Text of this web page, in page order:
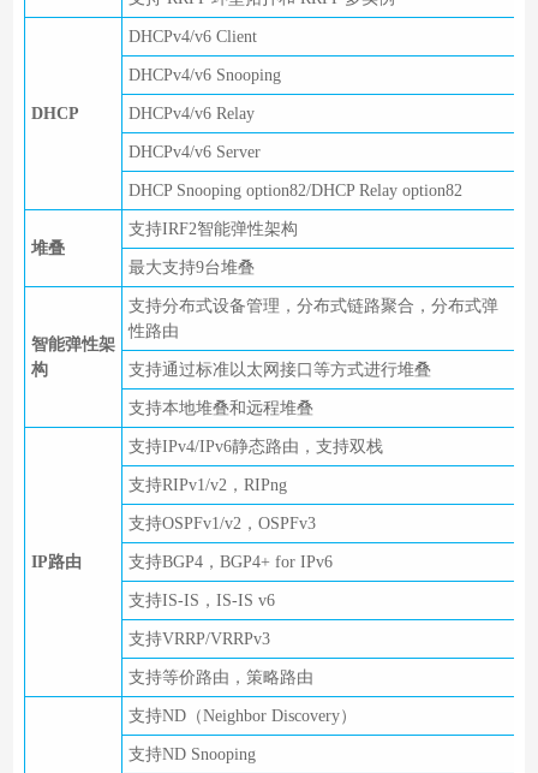
DHCP
DHCPv4/v6 Client
DHCPv4/v6 Snooping
DHCPv4/v6 Relay
DHCPv4/v6 Server
DHCP Snooping option82/DHCP Relay option82
堆叠
支持IRF2智能弹性架构
最大支持9台堆叠
智能弹性架
构
支持分布式设备管理，分布式链路聚合，分布式弹
性路由
支持通过标准以太网接口等方式进行堆叠
支持本地堆叠和远程堆叠
IP路由
支持IPv4/IPv6静态路由，支持双栈
支持RIPv1/v2，RIPng
支持OSPFv1/v2，OSPFv3
支持BGP4，BGP4+ for IPv6
支持IS-IS，IS-IS v6
支持VRRP/VRRPv3
支持等价路由，策略路由
支持ND（Neighbor Discovery）
支持ND Snooping